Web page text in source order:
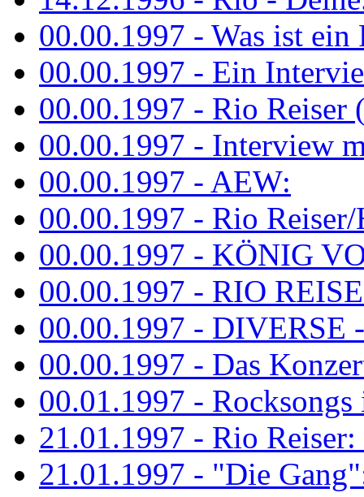
00.00.1997 - Was ist ein
00.00.1997 - Ein
00.00.1997 - Rio Reiser
00.00.1997 - Interview
00.00.1997 - AEW:
00.00.1997 - Rio Reiser/
00.00.1997 - KÖNIG
00.00.1997 - RIO
00.00.1997 - DIVERSE
00.00.1997 - Das
00.01.1997 -
21.01.1997 - Rio
21.01.1997 - "Die